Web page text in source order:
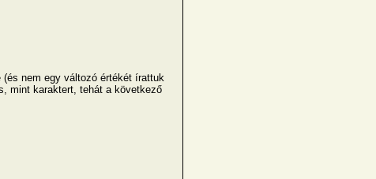
nem egy változó értékét írattuk
mint karaktert, tehát a következő